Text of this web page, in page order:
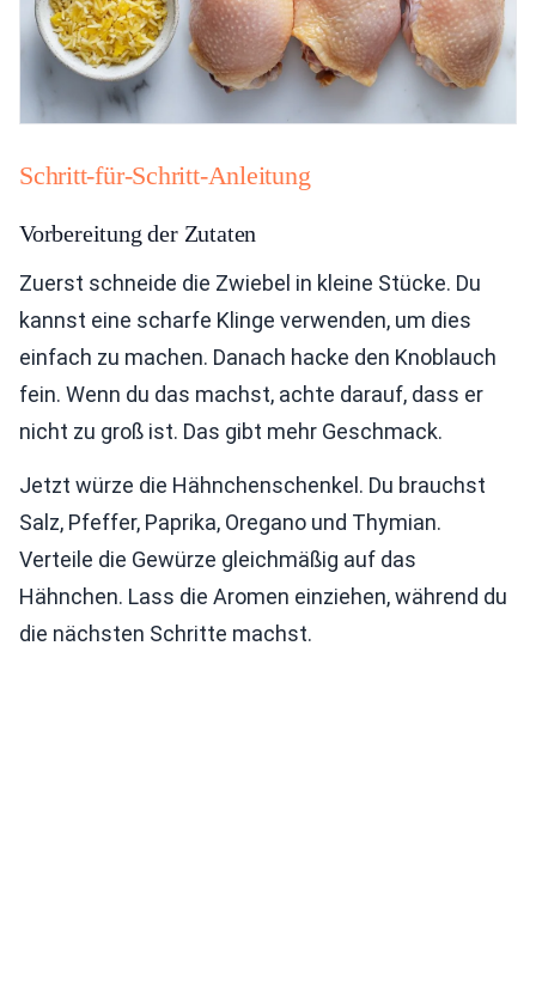
Schritt-für-Schritt-Anleitung
Vorbereitung der Zutaten
Zuerst schneide die Zwiebel in kleine Stücke. Du
kannst eine scharfe Klinge verwenden, um dies
einfach zu machen. Danach hacke den Knoblauch
fein. Wenn du das machst, achte darauf, dass er
nicht zu groß ist. Das gibt mehr Geschmack.
Jetzt würze die Hähnchenschenkel. Du brauchst
Salz, Pfeffer, Paprika, Oregano und Thymian.
Verteile die Gewürze gleichmäßig auf das
Hähnchen. Lass die Aromen einziehen, während du
die nächsten Schritte machst.